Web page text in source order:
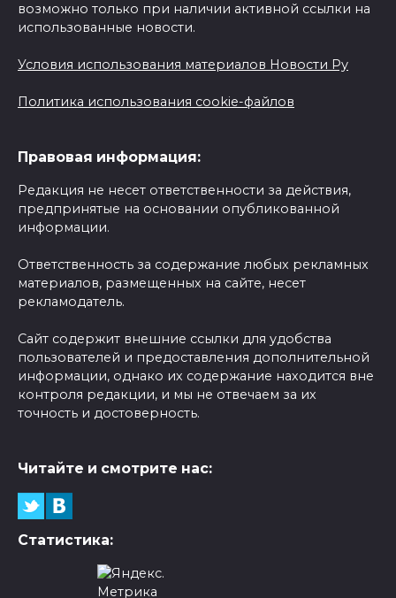
возможно только при наличии активной ссылки на
использованные новости.
Условия использования материалов Новости Ру
Политика использования cookie-файлов
Правовая информация:
Редакция не несет ответственности за действия,
предпринятые на основании опубликованной
информации.
Ответственность за содержание любых рекламных
материалов, размещенных на сайте, несет
рекламодатель.
Сайт содержит внешние ссылки для удобства
пользователей и предоставления дополнительной
информации, однако их содержание находится вне
контроля редакции, и мы не отвечаем за их
точность и достоверность.
Читайте и смотрите нас:
Статистика: